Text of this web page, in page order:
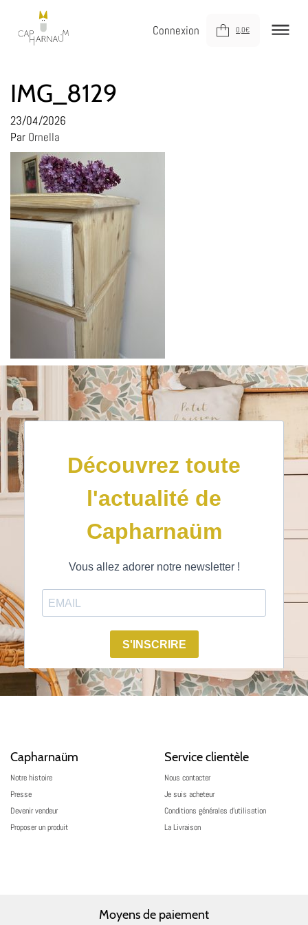
Connexion 0,0€
NOUVEAUTÉS
DÉCORER
JOUER
DERNIÈRE CHANCE !
À VOTRE SERVICE
IMG_8129
23/04/2026
Par Ornella
Capharnaüm
Notre histoire
Presse
Devenir vendeur
Proposer un produit
Service clientèle
Nous contacter
Je suis acheteur
Conditions générales d’utilisation
La Livraison
Moyens de paiement